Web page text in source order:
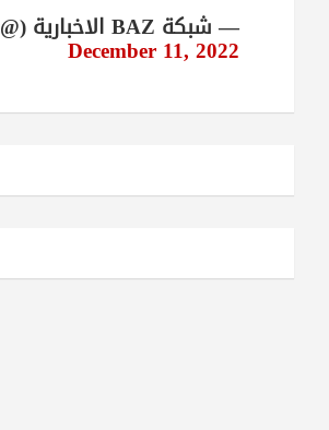
— شبكة BAZ الاخبارية (@baznewz)
December 11, 2022